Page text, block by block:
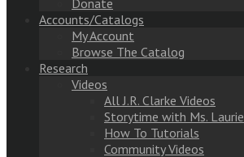
Donate
Accounts/Catalogs
My Account
Browse The Catalog
Research
Videos
All J.R. Clarke Videos
Storytime with Ms. Laurie
How To Tutorials
Community Videos